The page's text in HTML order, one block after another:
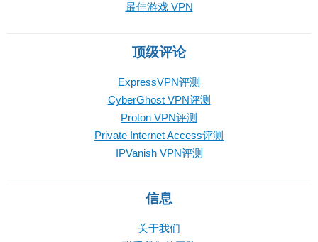
最佳游戏 VPN
顶级评论
ExpressVPN评测
CyberGhost VPN评测
Proton VPN评测
Private Internet Access评测
IPVanish VPN评测
信息
关于我们